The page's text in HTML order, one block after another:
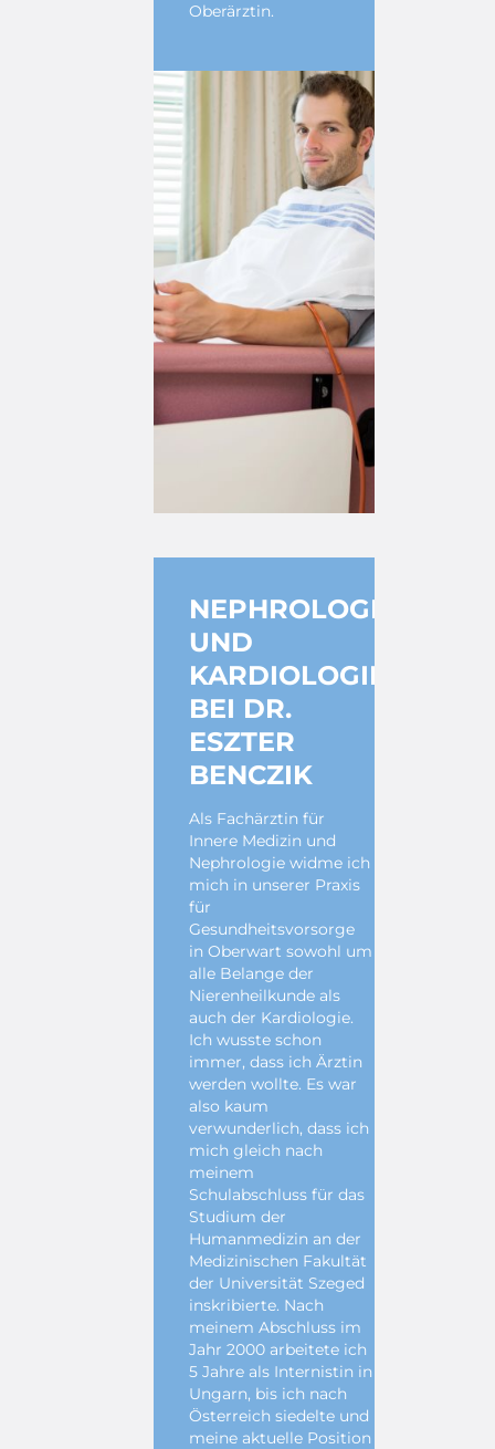
Oberärztin.
NEPHROLOGIE
UND
KARDIOLOGIE
BEI DR.
ESZTER
BENCZIK
Als Fachärztin für
Innere Medizin und
Nephrologie widme ich
mich in unserer Praxis
für
Gesundheitsvorsorge
in Oberwart sowohl um
alle Belange der
Nierenheilkunde als
auch der Kardiologie.
Ich wusste schon
immer, dass ich Ärztin
werden wollte. Es war
also kaum
verwunderlich, dass ich
mich gleich nach
meinem
Schulabschluss für das
Studium der
Humanmedizin an der
Medizinischen Fakultät
der Universität Szeged
inskribierte. Nach
meinem Abschluss im
Jahr 2000 arbeitete ich
5 Jahre als Internistin in
Ungarn, bis ich nach
Österreich siedelte und
meine aktuelle Position